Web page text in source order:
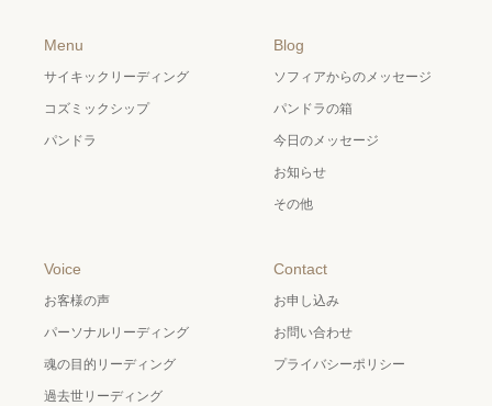
Menu
サイキックリーディング
コズミックシップ
パンドラ
Blog
ソフィアからのメッセージ
パンドラの箱
今日のメッセージ
お知らせ
その他
Voice
お客様の声
パーソナルリーディング
魂の目的リーディング
過去世リーディング
Contact
お申し込み
お問い合わせ
プライバシーポリシー